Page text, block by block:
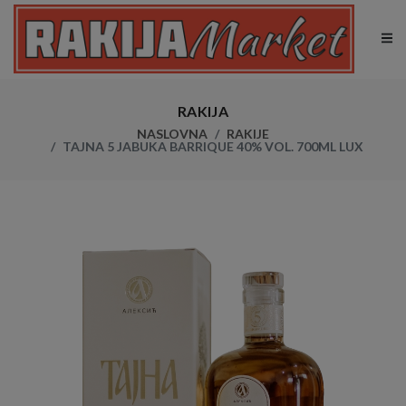
RAKIJA
NASLOVNA
RAKIJE
TAJNA 5 JABUKA BARRIQUE 40% VOL. 700ML LUX